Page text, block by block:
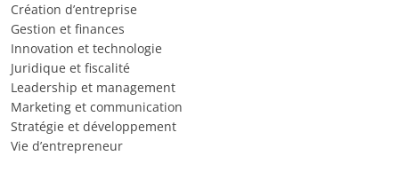
Création d’entreprise
Gestion et finances
Innovation et technologie
Juridique et fiscalité
Leadership et management
Marketing et communication
Stratégie et développement
Vie d’entrepreneur